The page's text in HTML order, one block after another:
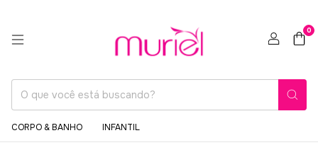
0
CORPO & BANHO INFANTIL